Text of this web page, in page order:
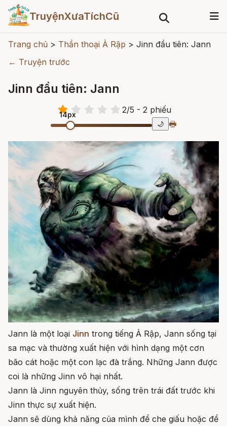
TruyệnXưaTíchCũ
Trang chủ > Thần thoại Ả Rập > Jinn đầu tiên: Jann
← Truyện trước
Jinn đầu tiên: Jann
2/5 - 2phiếu
14px
🌙 🖶
Jann là một loại Jinn trong tiếng Ả Rập, Jann sống tại
sa mạc và thường xuất hiện với hình dạng một cơn
bão cát hoặc một con lạc đà trắng. Những Jann được
coi là những Jinn vô hại nhất.
Jann là Jinn nguyên thủy, sống trên trái đất trước khi
Jinn thực sự xuất hiện.
Jann sẽ dùng khả năng của mình để che giấu hoặc để